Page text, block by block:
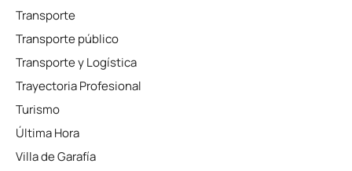
Transporte
Transporte público
Transporte y Logística
Trayectoria Profesional
Turismo
Última Hora
Villa de Garafía